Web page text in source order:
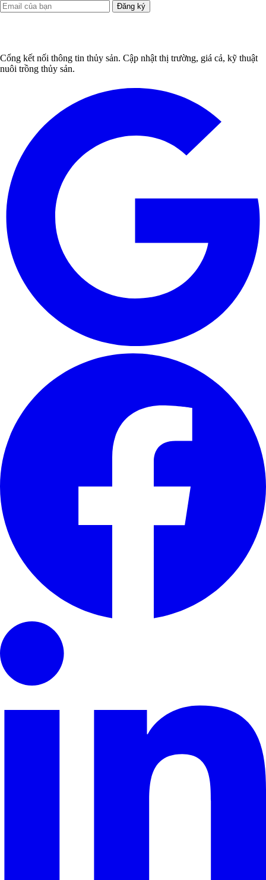
Đăng ký
Cổng kết nối thông tin thủy sản. Cập nhật thị trường, giá cả, kỹ thuật
nuôi trồng thủy sản.